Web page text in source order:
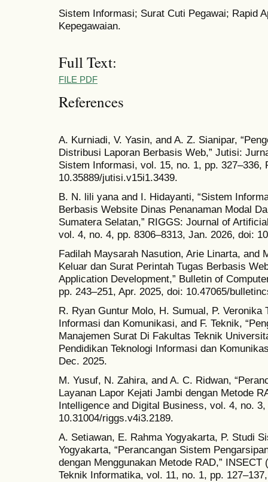
Sistem Informasi; Surat Cuti Pegawai; Rapid
Kepegawaian.
Full Text:
FILE PDF
References
A. Kurniadi, V. Yasin, and A. Z. Sianipar,
Distribusi Laporan Berbasis Web,” Jutisi:
Sistem Informasi, vol. 15, no. 1, pp. 327–336,
10.35889/jutisi.v15i1.3439.
B. N. lili yana and I. Hidayanti, “Sistem
Berbasis Website Dinas Penanaman Modal
Sumatera Selatan,” RIGGS: Journal of
vol. 4, no. 4, pp. 8306–8313, Jan. 2026, doi:
Fadilah Maysarah Nasution, Arie Linarta, and
Keluar dan Surat Perintah Tugas Berbasis
Application Development,” Bulletin of
pp. 243–251, Apr. 2025, doi: 10.47065/
R. Ryan Guntur Molo, H. Sumual, P. Veronika
Informasi dan Komunikasi, and F. Teknik,
Manajemen Surat Di Fakultas Teknik
Pendidikan Teknologi Informasi dan
Dec. 2025.
M. Yusuf, N. Zahira, and A. C. Ridwan,
Layanan Lapor Kejati Jambi dengan Metode
Intelligence and Digital Business, vol. 4, no.
10.31004/riggs.v4i3.2189.
A. Setiawan, E. Rahma Yogyakarta, P. Studi
Yogyakarta, “Perancangan Sistem
dengan Menggunakan Metode RAD,”
Teknik Informatika, vol. 11, no. 1, pp.